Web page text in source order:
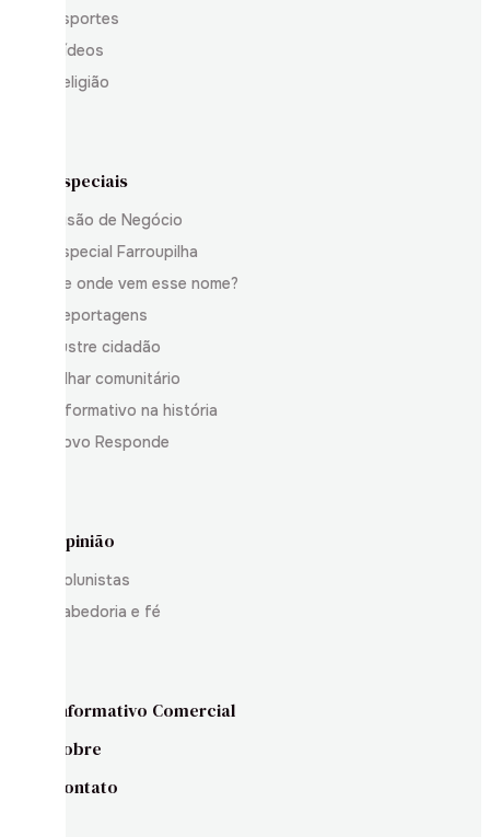
Esportes
Vídeos
Religião
Especiais
Visão de Negócio
Especial Farroupilha
De onde vem esse nome?
Reportagens
Ilustre cidadão
Olhar comunitário
Informativo na história
Povo Responde
Opinião
Colunistas
Sabedoria e fé
Informativo Comercial
Sobre
Contato